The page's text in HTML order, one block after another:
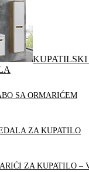
SA ORMARIĆEM
ZA KUPATILO
ZA KUPATILO –